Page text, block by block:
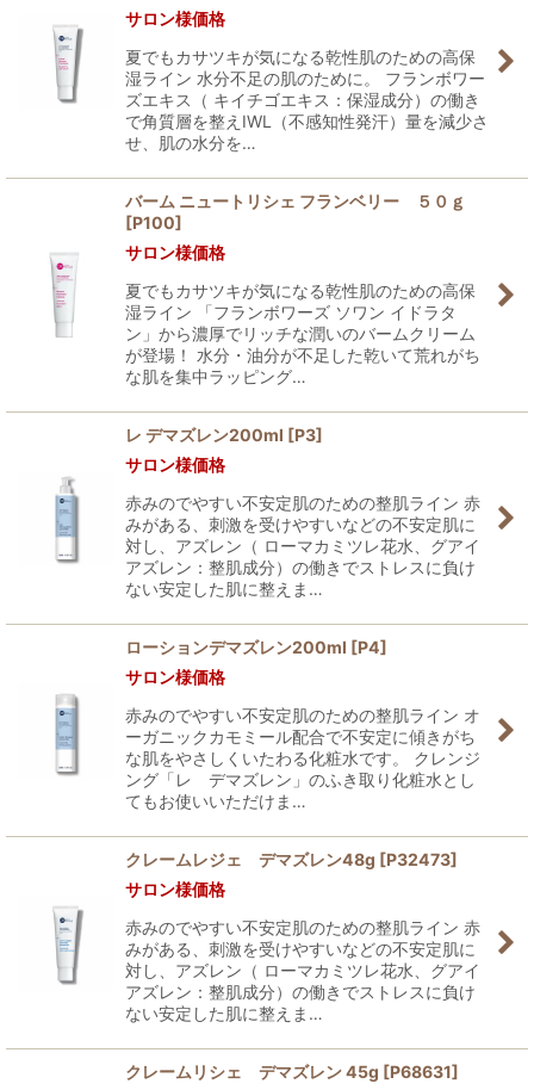
サロン様価格
夏でもカサツキが気になる乾性肌のための高保
湿ライン 水分不足の肌のために。 フランボワー
ズエキス（ キイチゴエキス：保湿成分）の働き
で角質層を整えIWL（不感知性発汗）量を減少さ
せ、肌の水分を…
バーム ニュートリシェ フランベリー ５０ｇ
[P100]
サロン様価格
夏でもカサツキが気になる乾性肌のための高保
湿ライン 「フランボワーズ ソワン イドラタ
ン」から濃厚でリッチな潤いのバームクリーム
が登場！ 水分・油分が不足した乾いて荒れがち
な肌を集中ラッピング…
レ デマズレン200ml [P3]
サロン様価格
赤みのでやすい不安定肌のための整肌ライン 赤
みがある、刺激を受けやすいなどの不安定肌に
対し、アズレン（ ローマカミツレ花水、グアイ
アズレン：整肌成分）の働きでストレスに負け
ない安定した肌に整えま…
ローションデマズレン200ml [P4]
サロン様価格
赤みのでやすい不安定肌のための整肌ライン オ
ーガニックカモミール配合で不安定に傾きがち
な肌をやさしくいたわる化粧水です。 クレンジ
ング「レ デマズレン」のふき取り化粧水とし
てもお使いいただけま…
クレームレジェ デマズレン48g [P32473]
サロン様価格
赤みのでやすい不安定肌のための整肌ライン 赤
みがある、刺激を受けやすいなどの不安定肌に
対し、アズレン（ ローマカミツレ花水、グアイ
アズレン：整肌成分）の働きでストレスに負け
ない安定した肌に整えま…
クレームリシェ デマズレン 45g [P68631]